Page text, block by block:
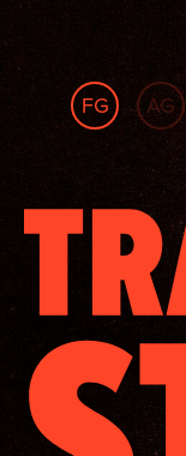
FG AG